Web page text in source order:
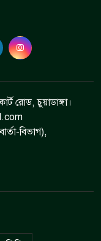
রোড, চুয়াডাঙ্গা।
বিভাগ),